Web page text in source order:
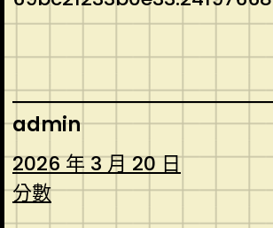
admin
2026 年 3 月 20 日
分數